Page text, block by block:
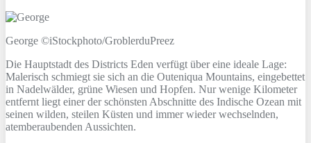
George ©iStockphoto/GroblerduPreez
Die Hauptstadt des Districts Eden verfügt über eine ideale Lage:
Malerisch schmiegt sie sich an die Outeniqua Mountains, eingebettet
in Nadelwälder, grüne Wiesen und Hopfen. Nur wenige Kilometer
entfernt liegt einer der schönsten Abschnitte des Indische Ozean mit
seinen wilden, steilen Küsten und immer wieder wechselnden,
atemberaubenden Aussichten.